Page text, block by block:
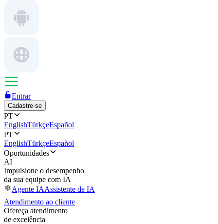
Entrar
Cadastre-se
PT
EnglishTürkçeEspañol
PT
EnglishTürkçeEspañol
Oportunidades
AI
Impulsione o desempenho
da sua equipe com IA
Agente IAAssistente de IA
Atendimento ao cliente
Ofereça atendimento
de excelência